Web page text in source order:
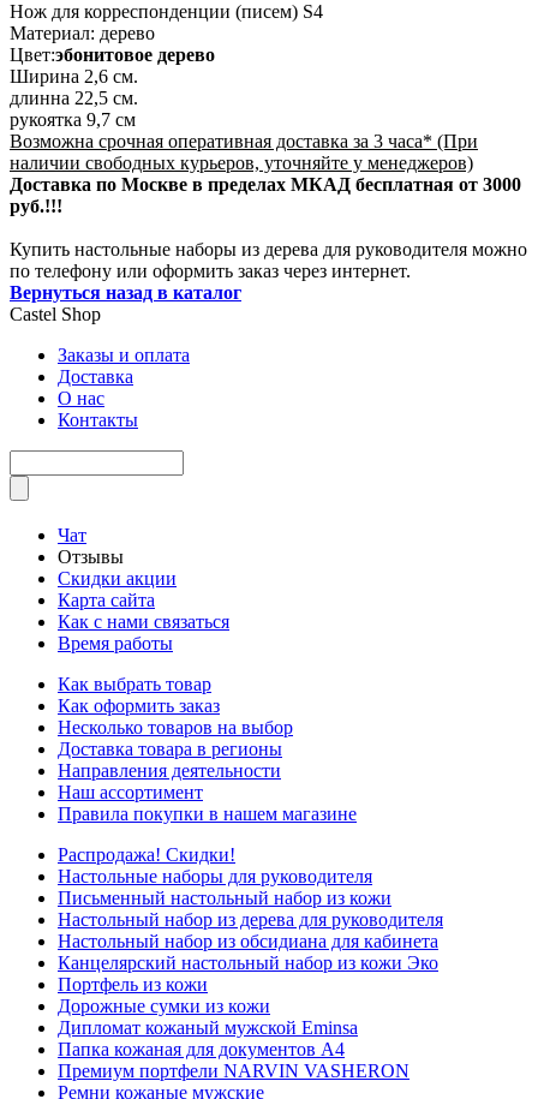
Нож для корреспонденции (писем) S4
Материал: дерево
Цвет:эбонитовое дерево
Ширина 2,6 см.
длинна 22,5 см.
рукоятка 9,7 см
Возможна срочная оперативная доставка за 3 часа* (При
наличии свободных курьеров, уточняйте у менеджеров)
Доставка по Москве в пределах МКАД бесплатная от 3000
руб.!!!
Купить настольные наборы из дерева для руководителя можно
по телефону или оформить заказ через интернет.
Вернуться назад в каталог
Castel Shop
Заказы и оплата
Доставка
О нас
Контакты
Чат
Отзывы
Скидки акции
Карта сайта
Как с нами связаться
Время работы
Как выбрать товар
Как оформить заказ
Несколько товаров на выбор
Доставка товара в регионы
Направления деятельности
Наш ассортимент
Правила покупки в нашем магазине
Распродажа! Скидки!
Настольные наборы для руководителя
Письменный настольный набор из кожи
Настольный набор из дерева для руководителя
Настольный набор из обсидиана для кабинета
Канцелярский настольный набор из кожи Эко
Портфель из кожи
Дорожные сумки из кожи
Дипломат кожаный мужской Eminsa
Папка кожаная для документов А4
Премиум портфели NARVIN VASHERON
Ремни кожаные мужские